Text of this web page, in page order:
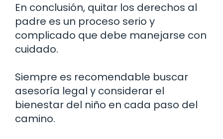
En conclusión, quitar los derechos al
padre es un proceso serio y
complicado que debe manejarse con
cuidado.
Siempre es recomendable buscar
asesoría legal y considerar el
bienestar del niño en cada paso del
camino.